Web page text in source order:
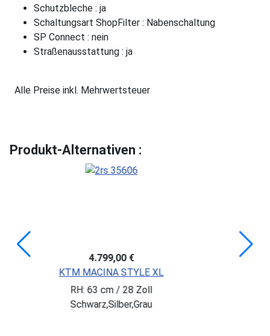
Schutzbleche : ja
Schaltungsart ShopFilter : Nabenschaltung
SP Connect : nein
Straßenausstattung : ja
Alle Preise inkl. Mehrwertsteuer
Produkt-Alternativen :
4.799,00 €
MACINA STYLE XL
63 cm / 28 Zoll